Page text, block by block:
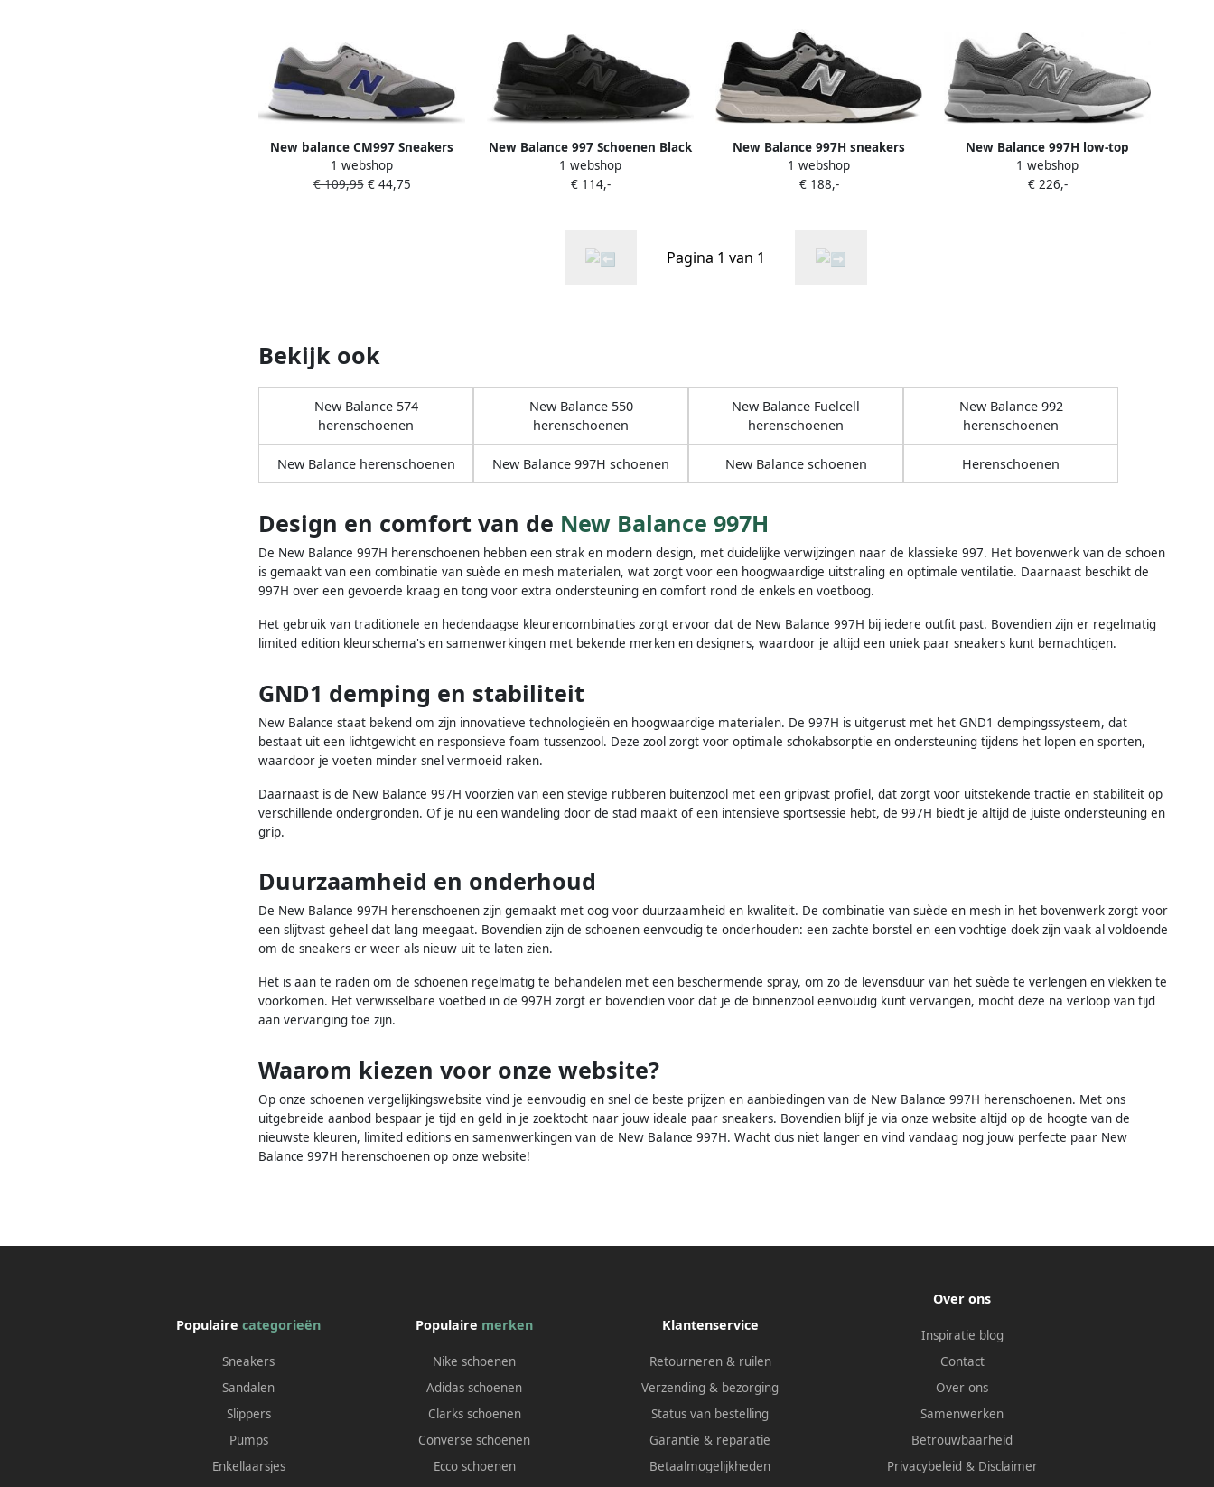
New balance CM997 Sneakers
1 webshop
€ 109,95€ 44,75
New Balance 997 Schoenen Black
Textil Synthetisch Leer Foot
Locker
1 webshop
€ 114,-
New Balance 997H sneakers
Zwart
1 webshop
€ 188,-
New Balance 997H low-top
sneakers Grijs
1 webshop
€ 226,-
Pagina 1 van 1
Bekijk ook
New Balance 574
herenschoenen
New Balance 550
herenschoenen
New Balance Fuelcell
herenschoenen
New Balance 992
herenschoenen
New Balance herenschoenen New Balance 997H schoenen New Balance schoenen Herenschoenen
Design en comfort van de New Balance 997H
De New Balance 997H herenschoenen hebben een strak en modern design, met duidelijke verwijzingen naar de klassieke 997. Het bovenwerk van de schoen
is gemaakt van een combinatie van suède en mesh materialen, wat zorgt voor een hoogwaardige uitstraling en optimale ventilatie. Daarnaast beschikt de
997H over een gevoerde kraag en tong voor extra ondersteuning en comfort rond de enkels en voetboog.
Het gebruik van traditionele en hedendaagse kleurencombinaties zorgt ervoor dat de New Balance 997H bij iedere outfit past. Bovendien zijn er regelmatig
limited edition kleurschema's en samenwerkingen met bekende merken en designers, waardoor je altijd een uniek paar sneakers kunt bemachtigen.
GND1 demping en stabiliteit
New Balance staat bekend om zijn innovatieve technologieën en hoogwaardige materialen. De 997H is uitgerust met het GND1 dempingssysteem, dat
bestaat uit een lichtgewicht en responsieve foam tussenzool. Deze zool zorgt voor optimale schokabsorptie en ondersteuning tijdens het lopen en sporten,
waardoor je voeten minder snel vermoeid raken.
Daarnaast is de New Balance 997H voorzien van een stevige rubberen buitenzool met een gripvast profiel, dat zorgt voor uitstekende tractie en stabiliteit op
verschillende ondergronden. Of je nu een wandeling door de stad maakt of een intensieve sportsessie hebt, de 997H biedt je altijd de juiste ondersteuning en
grip.
Duurzaamheid en onderhoud
De New Balance 997H herenschoenen zijn gemaakt met oog voor duurzaamheid en kwaliteit. De combinatie van suède en mesh in het bovenwerk zorgt voor
een slijtvast geheel dat lang meegaat. Bovendien zijn de schoenen eenvoudig te onderhouden: een zachte borstel en een vochtige doek zijn vaak al voldoende
om de sneakers er weer als nieuw uit te laten zien.
Het is aan te raden om de schoenen regelmatig te behandelen met een beschermende spray, om zo de levensduur van het suède te verlengen en vlekken te
voorkomen. Het verwisselbare voetbed in de 997H zorgt er bovendien voor dat je de binnenzool eenvoudig kunt vervangen, mocht deze na verloop van tijd
aan vervanging toe zijn.
Waarom kiezen voor onze website?
Op onze schoenen vergelijkingswebsite vind je eenvoudig en snel de beste prijzen en aanbiedingen van de New Balance 997H herenschoenen. Met ons
uitgebreide aanbod bespaar je tijd en geld in je zoektocht naar jouw ideale paar sneakers. Bovendien blijf je via onze website altijd op de hoogte van de
nieuwste kleuren, limited editions en samenwerkingen van de New Balance 997H. Wacht dus niet langer en vind vandaag nog jouw perfecte paar New
Balance 997H herenschoenen op onze website!
Populairecategorieën
Sneakers
Sandalen
Slippers
Pumps
Enkellaarsjes
Populaire merken
Nike schoenen
Adidas schoenen
Clarks schoenen
Converse schoenen
Ecco schoenen
Klantenservice
Retourneren & ruilen
Verzending & bezorging
Status van bestelling
Garantie & reparatie
Betaalmogelijkheden
Over ons
Inspiratie blog
Contact
Over ons
Samenwerken
Betrouwbaarheid
Privacybeleid & Disclaimer